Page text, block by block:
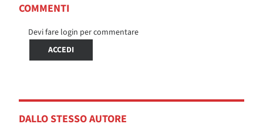
COMMENTI
Devi fare login per commentare
ACCEDI
DALLO STESSO AUTORE